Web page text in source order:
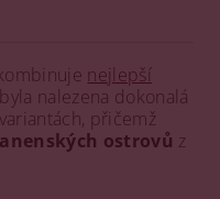
nejlepší
nalezena dokonalá
přičemž
ostrovů z